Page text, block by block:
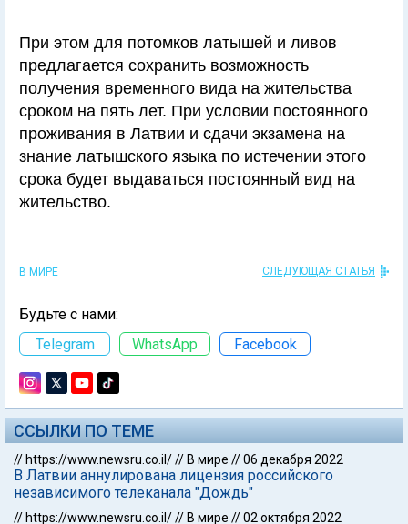
При этом для потомков латышей и ливов
предлагается сохранить возможность
получения временного вида на жительства
сроком на пять лет. При условии постоянного
проживания в Латвии и сдачи экзамена на
знание латышского языка по истечении этого
срока будет выдаваться постоянный вид на
жительство.
В МИРЕ СЛЕДУЮЩАЯ СТАТЬЯ
Будьте с нами:
Telegram
WhatsApp Facebook
ССЫЛКИ ПО ТЕМЕ
// https://www.newsru.co.il/// В мире //06 декабря 2022
В Латвии аннулирована лицензия российского
независимого телеканала "Дождь"
// https://www.newsru.co.il/// В мире //02 октября 2022